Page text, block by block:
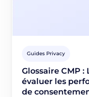
Guides Privacy
Glossaire CMP
évaluer les
de